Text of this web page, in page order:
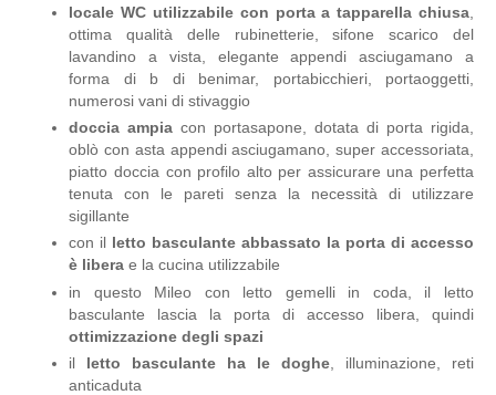
locale WC utilizzabile con porta a tapparella chiusa
ottima qualità delle rubinetterie, sifone scarico del
lavandino a vista, elegante appendi asciugamano a
forma di b di benimar, portabicchieri, portaoggetti,
numerosi vani di stivaggio
doccia ampia con portasapone, dotata di porta rigida,
oblò con asta appendi asciugamano, super accessoriata,
piatto doccia con profilo alto per assicurare una perfetta
tenuta con le pareti senza la necessità di utilizzare
sigillante
con il letto basculante abbassato la porta di accesso
è libera e la cucina utilizzabile
in questo Mileo con letto gemelli in coda, il letto
basculante lascia la porta di accesso libera, quindi
ottimizzazione degli spazi
il letto basculante ha le doghe , illuminazione, reti
anticaduta